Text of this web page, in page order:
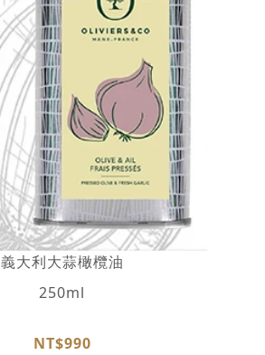
義大利大蒜橄欖油
250ml
NT$990